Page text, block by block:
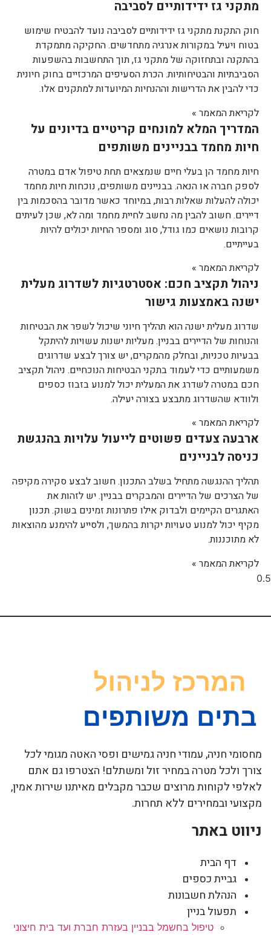
מתקני גז ידידותיים לסביבה
חוק התקנת מתקני גז ידידותיים לסביבה נועד להבטיח שימוש
בטוח ויעיל במקורות אנרגיה מתחדשים. החקיקה מתמקדת
בהתקנה ובתחזוקה של מתקני גז, תוך התחשבות בהשפעות
הסביבתיות והבטיחותיות. הכרת הסעיפים המרכזיים בחוק חיונית
כדי להבין את הדרישות וההנחיות המיועדות למתקנים אלו.
לקריאת המאמר »
המדריך המלא למונחים קריטיים בדיונים על
חיות מחמד בבניינים משותפים
חיות מחמד הן בעלי חיים שנמצאים תחת טיפול אדם במטרה
לספק חברה או הנאה. בבניינים משותפים, נוכחות חיות מחמד
יכולה להעלות שאלות רבות, במיוחד כאשר מדובר בהסכמות בין
דיירים. חשוב להבין מה נחשב לחיית מחמד ומה לא, שכן לעיתים
קרובות נושאים כמו גודל, סוג ומספר החיות יכולים להיות
בעייתיים.
לקריאת המאמר »
ניהול תקציב חכם: אסטרטגיות לשדרוג מעלית
ישנה באמצעות גישור
שדרוג מעלית ישנה הוא תהליך חיוני שיכול לשפר את הבטיחות
והנוחות של הדיירים בבניין. מעליות ישנות עשויות להיתקל
בבעיות טכניות, ובחלק מהמקרים, יש צורך לבצע שדרוגים
משמעותיים כדי לעמוד בתקני הבטיחות הנוכחיים. ניהול תקציב
חכם במטרה לשדרג את המעלית יכול למנוע בזבוז כספים
ולוודא שהשדרוג מתבצע בצורה יעילה.
לקריאת המאמר »
ארבעה צעדים פשוטים לייעול עלויות בהנגשת
כניסה לבניינים
תהליך ההנגשה מתחיל בשלב התכנון. חשוב לבצע סקירה מקיפה
של הצרכים של הדיירים והמבקרים בבניין. יש לזהות את
האתגרים הקיימים ולבדוק אילו פתרונות זמינים בשוק. תכנון
מקיף יכול למנוע טעויות יקרות בהמשך, ולסייע להימנע מהוצאות
לא מתוכננות.
לקריאת המאמר »
מחסומי חניה, עמודי חניה גמישים ופסי האטה מגומי לכל
צורך ולכל מטרה במחיר זול ומשתלם! הצטרפו גם אתם
לאלפי לקוחות מרוצים שכבר מקבלים מאיתנו שירות אמין,
מקצועי ובמחירים ללא תחרות.
ניווט באתר
דף הבית
גביית כספים
הנהלת חשבונות
תפעול בניין
טיפול בחשמל בבניין בעזרת חברת ועד בית חיצוני